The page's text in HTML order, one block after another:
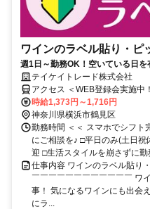
ワインのラベル貼り・ピ
週1日～勤務OK！空いている日
歓迎【WEB登録会実施中】
テイケイトレード株式会社
アクセス ＜WEB登録会実施中
時給1,373円～1,716円
神奈川県横浜市鶴見区
勤務時間 ＜＜ スマホでシフト
にご相談を♪ □平日のみ(土日
迎 □生活スタイルを崩さずに
仕事内容 ワインのラベル貼り
￣￣￣￣￣￣￣￣￣￣￣￣ ワ
事！ 気になるワインにも出会
にラ...